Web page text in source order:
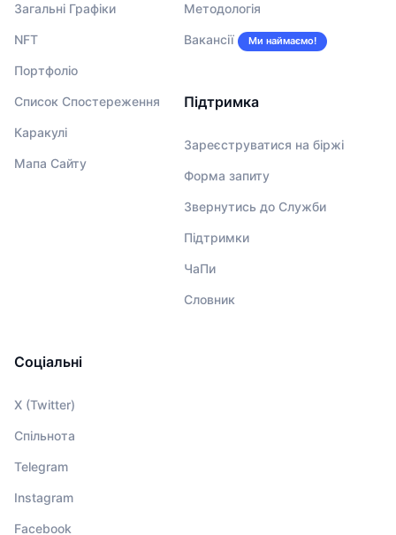
Загальні Графіки
NFT
Портфоліо
Список Спостереження
Каракулі
Мапа Сайту
Методологія
Вакансії Ми наймаємо!
Підтримка
Зареєструватися на біржі
Форма запиту
Звернутись до Служби
Підтримки
ЧаПи
Словник
Соціальні
X (Twitter)
Спільнота
Telegram
Instagram
Facebook